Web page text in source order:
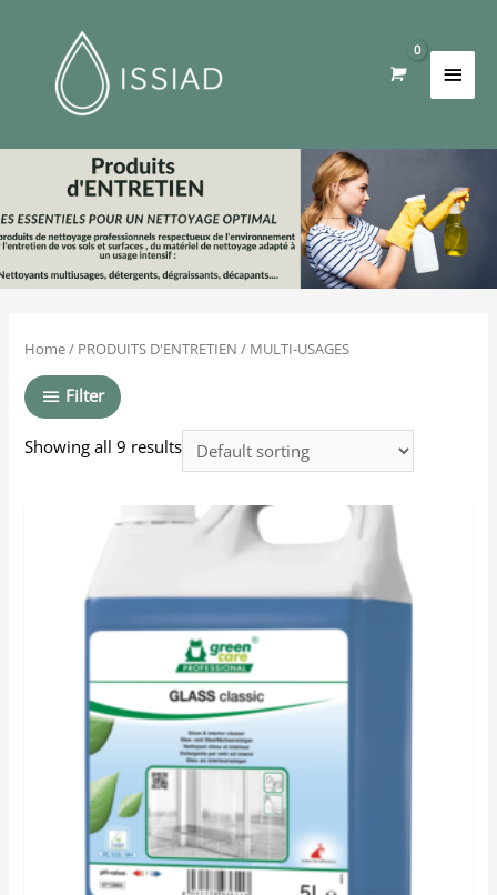
MULTI-USAGES
Home/ PRODUITS D'ENTRETIEN / MULTI-USAGES
Filter
Showing all 9 results